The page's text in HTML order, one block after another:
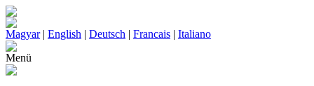
Magyar| English | Deutsch | Francais | Italiano
Menü